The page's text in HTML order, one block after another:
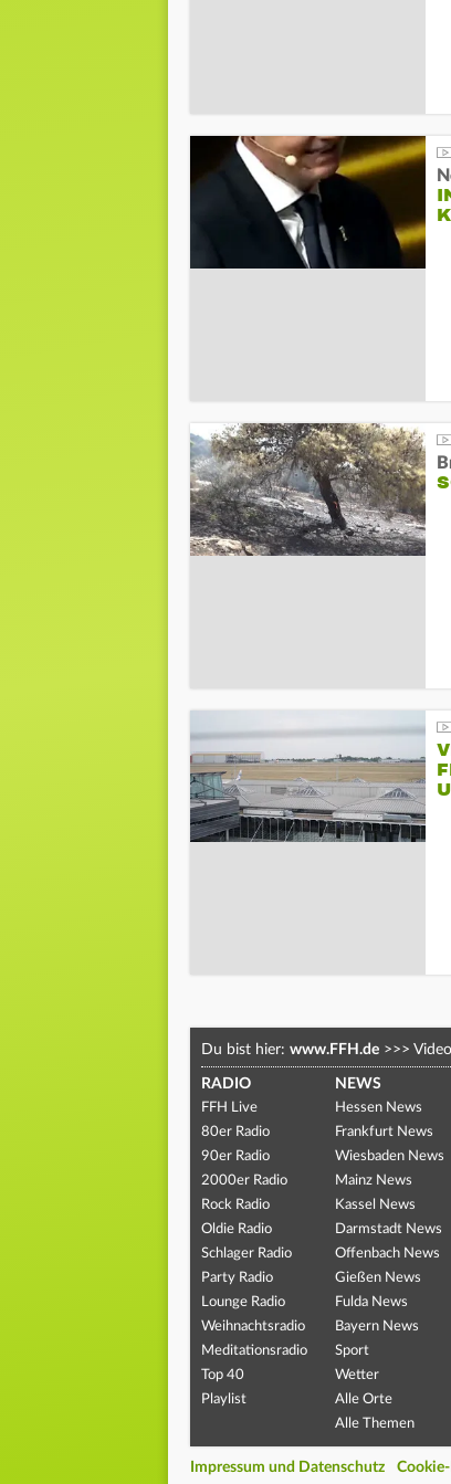
Du bist hier: www.FFH.de >>> Video
RADIO
FFH Live
80er Radio
90er Radio
2000er Radio
Rock Radio
Oldie Radio
Schlager Radio
Party Radio
Lounge Radio
Weihnachtsradio
Meditationsradio
Top 40
Playlist
NEWS
Hessen News
Frankfurt News
Wiesbaden News
Mainz News
Kassel News
Darmstadt News
Offenbach News
Gießen News
Fulda News
Bayern News
Sport
Wetter
Alle Orte
Alle Themen
Impressum und Datenschutz